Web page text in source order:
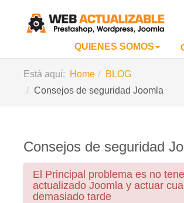
QUIENES SOMOS
Está aquí: Home
BLOG
Consejos de seguridad Joomla
Consejos de seguridad
El Principal problema es no
actualizado Joomla y actuar
demasiado tarde